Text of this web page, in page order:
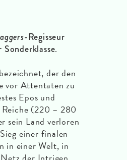
-Regisseur
.
der den
vor Attentaten zu
Epos und
(220 – 280
sein Land verloren
einer finalen
in einer Welt, in